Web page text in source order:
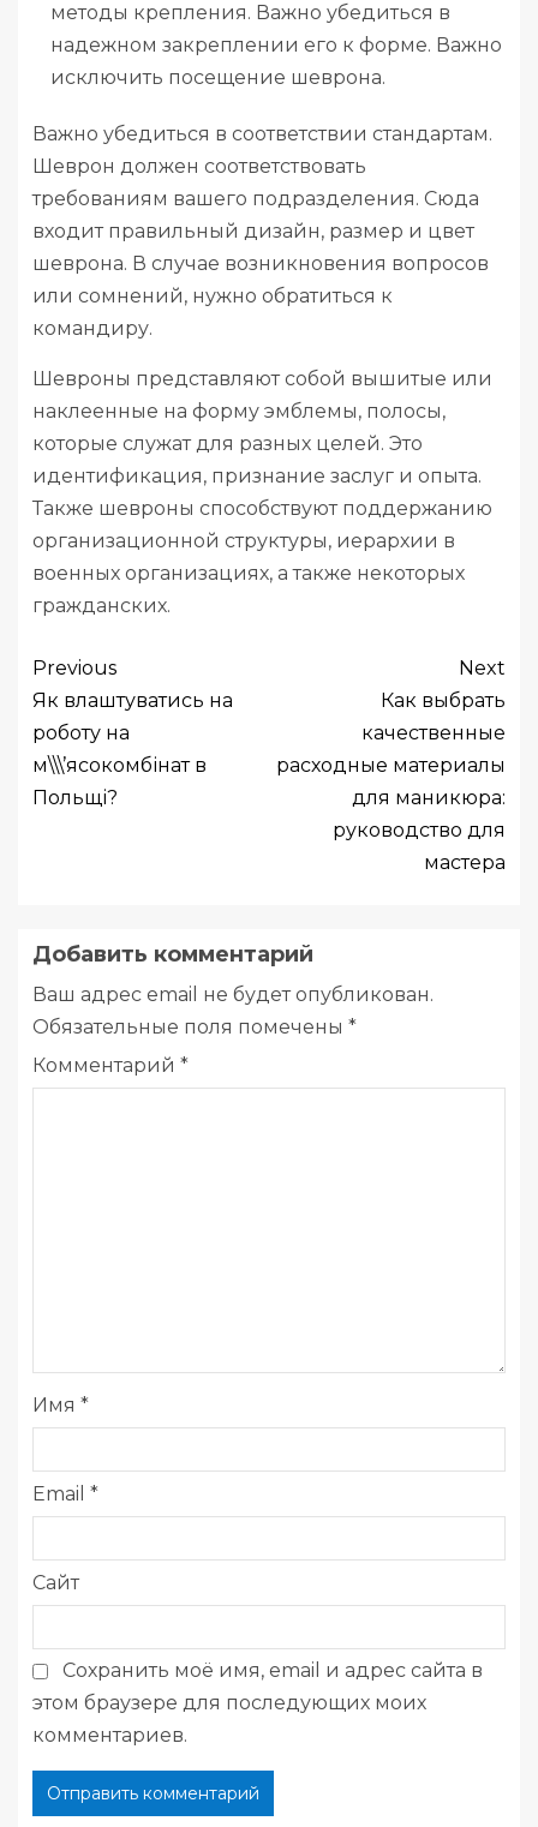
методы крепления. Важно убедиться в
надежном закреплении его к форме. Важно
исключить посещение шеврона.
Важно убедиться в соответствии стандартам.
Шеврон должен соответствовать
требованиям вашего подразделения. Сюда
входит правильный дизайн, размер и цвет
шеврона. В случае возникновения вопросов
или сомнений, нужно обратиться к
командиру.
Шевроны представляют собой вышитые или
наклеенные на форму эмблемы, полосы,
которые служат для разных целей. Это
идентификация, признание заслуг и опыта.
Также шевроны способствуют поддержанию
организационной структуры, иерархии в
военных организациях, а также некоторых
гражданских.
Previous
Як влаштуватись на
роботу на
м\\\’ясокомбінат в
Польщі?
Next
Как выбрать
качественные
расходные материалы
для маникюра:
руководство для
мастера
Добавить комментарий
Ваш адрес email не будет опубликован.
Обязательные поля помечены *
Комментарий *
Имя *
Email *
Сайт
Сохранить моё имя, email и адрес сайта в
этом браузере для последующих моих
комментариев.